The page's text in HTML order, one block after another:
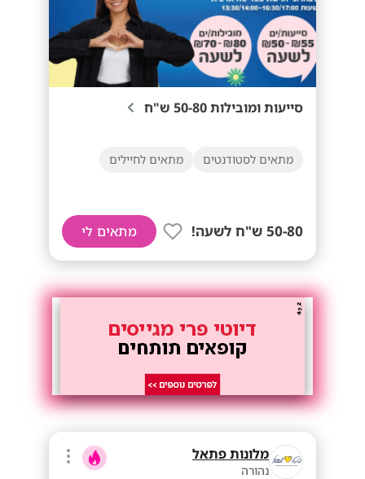
סייעות ומובילות 50-80 ש"ח
מתאים לסטודנטים מתאים לחיילים
50-80 ש"ח לשעה! מתאים לי
מלונות פתאל
נהורה